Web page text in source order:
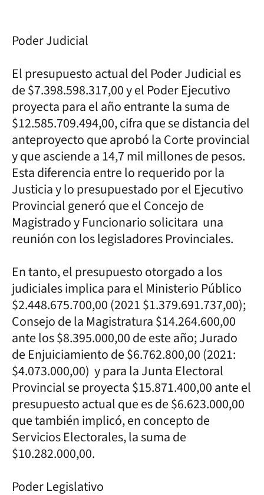
Poder Judicial
El presupuesto actual del Poder Judicial es
de $7.398.598.317,00 y el Poder Ejecutivo
proyecta para el año entrante la suma de
$12.585.709.494,00, cifra que se distancia del
anteproyecto que aprobó la Corte provincial
y que asciende a 14,7 mil millones de pesos.
Esta diferencia entre lo requerido por la
Justicia y lo presupuestado por el Ejecutivo
Provincial generó que el Concejo de
Magistrado y Funcionario solicitara una
reunión con los legisladores Provinciales.
En tanto, el presupuesto otorgado a los
judiciales implica para el Ministerio Público
$2.448.675.700,00 (2021 $1.379.691.737,00);
Consejo de la Magistratura $14.264.600,00
ante los $8.395.000,00 de este año; Jurado
de Enjuiciamiento de $6.762.800,00 (2021:
$4.073.000,00) y para la Junta Electoral
Provincial se proyecta $15.871.400,00 ante el
presupuesto actual que es de $6.623.000,00
que también implicó, en concepto de
Servicios Electorales, la suma de
$10.282.000,00.
Poder Legislativo